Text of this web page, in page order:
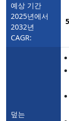
예상 기간
2025년에서
2032년
CAGR:
덮는